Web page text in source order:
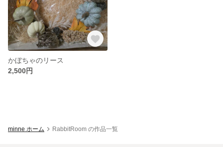
かぼちゃのリース
2,500円
minne ホーム RabbitRoom の作品一覧